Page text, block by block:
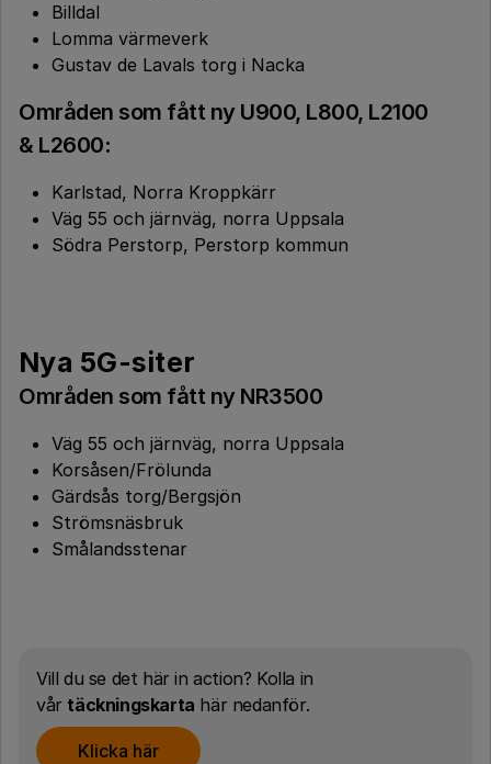
Billdal
Lomma värmeverk
Gustav de Lavals torg i Nacka
Områden som fått ny U900, L800, L2100
& L2600:
Karlstad, Norra Kroppkärr
Väg 55 och järnväg, norra Uppsala
Södra Perstorp, Perstorp kommun
Nya 5G-siter
Områden som fått ny NR3500
Väg 55 och järnväg, norra Uppsala
Korsåsen/Frölunda
Gärdsås torg/Bergsjön
Strömsnäsbruk
Smålandsstenar
Vill du se det här in action? Kolla in
vår täckningskarta här nedanför.
Klicka här